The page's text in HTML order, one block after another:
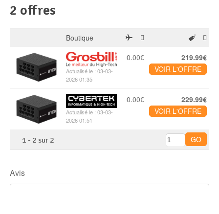
Processeur
Disque SSD
2 offres
Boutique
Actualisé le : 03-03-
2026 01:35
0.00€
219.99€
VOIR L'OFFRE
Actualisé le : 03-03-
2026 01:51
0.00€
229.99€
VOIR L'OFFRE
1 - 2 sur 2
Avis